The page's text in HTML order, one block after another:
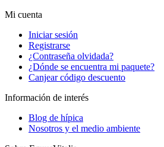
Mi cuenta
Iniciar sesión
Registrarse
¿Contraseña olvidada?
¿Dónde se encuentra mi paquete?
Canjear código descuento
Información de interés
Blog de hípica
Nosotros y el medio ambiente